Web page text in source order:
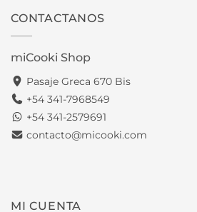
CONTACTANOS
miCooki Shop
Pasaje Greca 670 Bis
+54 341-7968549
+54 341-2579691
contacto@micooki.com
MI CUENTA